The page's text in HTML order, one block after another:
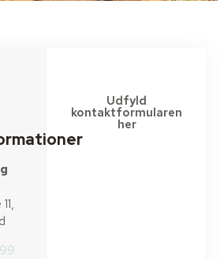
Udfyld
kontaktformularen
her